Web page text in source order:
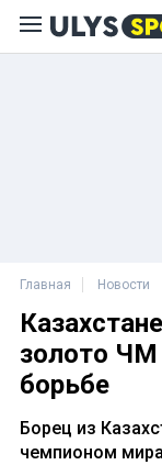
Главная Новости
золото ЧМ
борьбе
Борец из
чемпионом